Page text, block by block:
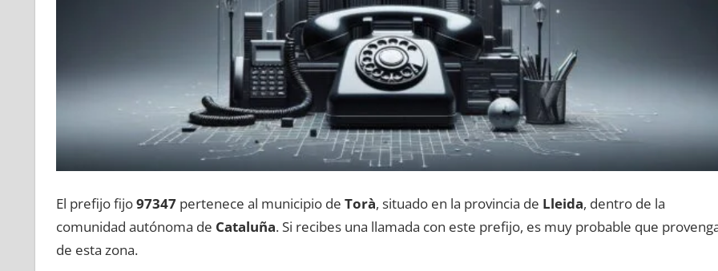
El prefijo fijo97347pertenece al municipio dе Torà, situado en la provincia dе Lleida, dentro dе la
comunidad autónoma dе Cataluña. Si recibes una llamada сοn еstе prefijo, es muy probable quе
dе esta zona.